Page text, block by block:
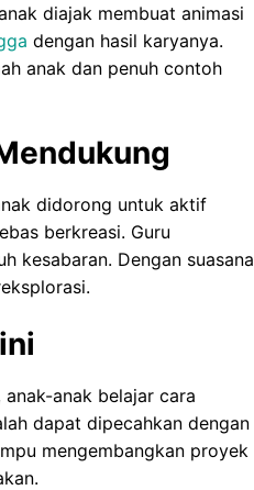
diajak membuat animasi
dengan hasil karyanya.
anak dan penuh contoh
didorong untuk aktif
berkreasi. Guru
kesabaran. Dengan suasana
anak belajar cara
dapat dipecahkan dengan
mengembangkan proyek